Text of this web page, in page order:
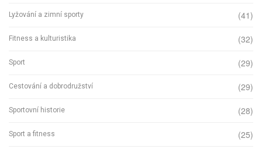
Lyžování a zimní sporty (41)
Fitness a kulturistika (32)
Sport (29)
Cestování a dobrodružství (29)
Sportovní historie (28)
Sport a fitness (25)